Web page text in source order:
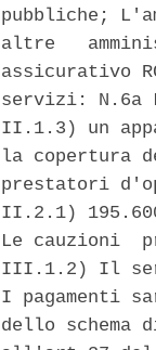
pubbliche;
altre
assicurativo
servizi: N.6a
II.1.3) un
la copertura
prestatori
II.2.1)
Le cauzioni
III.1.2) Il
I pagamenti
dello